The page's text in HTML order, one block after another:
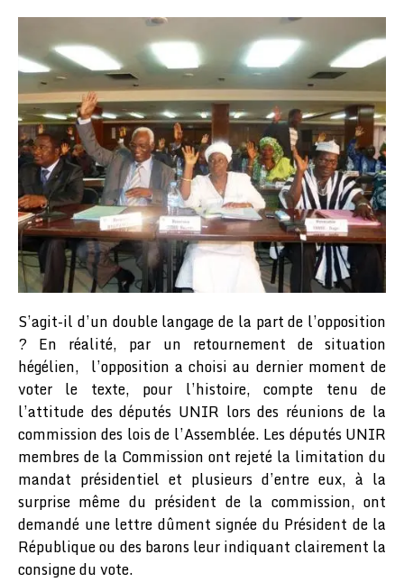
S’agit-il d’un double langage de la part de l’opposition
? En réalité, par un retournement de situation
hégélien, l’opposition a choisi au dernier moment de
voter le texte, pour l’histoire, compte tenu de
l’attitude des députés UNIR lors des réunions de la
commission des lois de l’Assemblée. Les députés UNIR
membres de la Commission ont rejeté la limitation du
mandat présidentiel et plusieurs d’entre eux, à la
surprise même du président de la commission, ont
demandé une lettre dûment signée du Président de la
République ou des barons leur indiquant clairement la
consigne du vote.